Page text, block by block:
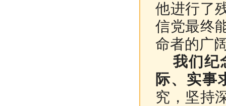
他进行了
信党最终
命者的广
我们纪
际、实事
究，坚持